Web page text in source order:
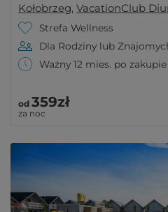
Kołobrzeg, VacationClub
Strefa Wellness
Dla Rodziny lub
Ważny 12 mies. po zakupie
od 359zł
za noc